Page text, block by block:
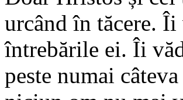
urcând în tăcere.
întrebările ei. Îi
peste numai